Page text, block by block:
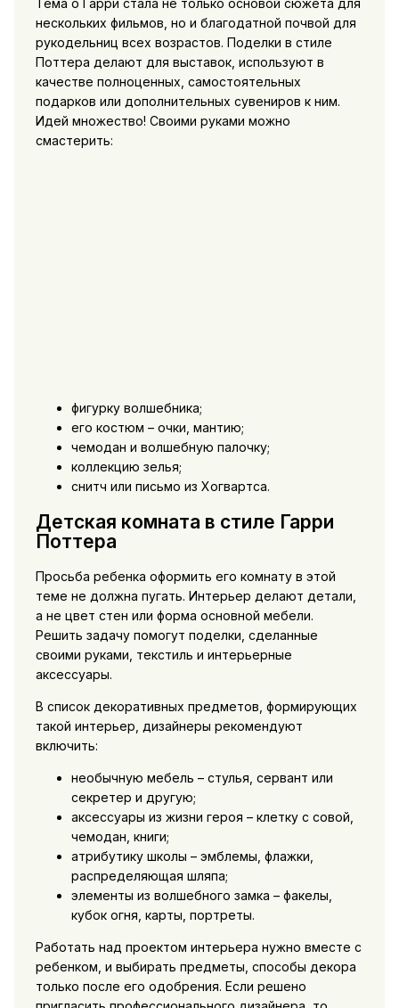
Тема о Гарри стала не только основой сюжета для
нескольких фильмов, но и благодатной почвой для
рукодельниц всех возрастов. Поделки в стиле
Поттера делают для выставок, используют в
качестве полноценных, самостоятельных
подарков или дополнительных сувениров к ним.
Идей множество! Своими руками можно
смастерить:
фигурку волшебника;
его костюм – очки, мантию;
чемодан и волшебную палочку;
коллекцию зелья;
снитч или письмо из Хогвартса.
Детская комната в стиле Гарри
Поттера
Просьба ребенка оформить его комнату в этой
теме не должна пугать. Интерьер делают детали,
а не цвет стен или форма основной мебели.
Решить задачу помогут поделки, сделанные
своими руками, текстиль и интерьерные
аксессуары.
В список декоративных предметов, формирующих
такой интерьер, дизайнеры рекомендуют
включить:
необычную мебель – стулья, сервант или
секретер и другую;
аксессуары из жизни героя – клетку с совой,
чемодан, книги;
атрибутику школы – эмблемы, флажки,
распределяющая шляпа;
элементы из волшебного замка – факелы,
кубок огня, карты, портреты.
Работать над проектом интерьера нужно вместе с
ребенком, и выбирать предметы, способы декора
только после его одобрения. Если решено